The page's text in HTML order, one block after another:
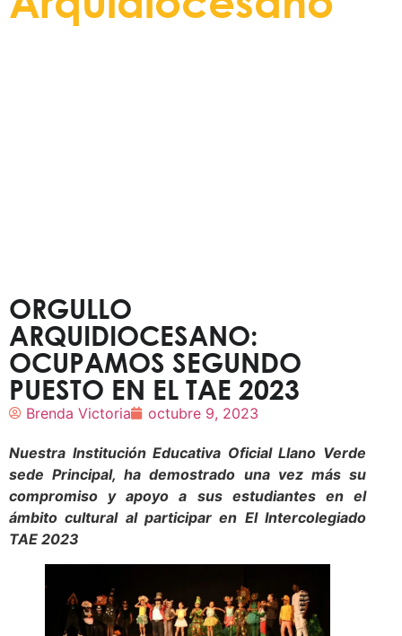
ORGULLO
ARQUIDIOCESANO:
OCUPAMOS SEGUNDO
PUESTO EN EL TAE 2023
Brenda Victoria octubre 9, 2023
Nuestra Institución Educativa Oficial Llano Verde
sede Principal, ha demostrado una vez más su
compromiso y apoyo a sus estudiantes en el
ámbito cultural al participar en El Intercolegiado
TAE 2023